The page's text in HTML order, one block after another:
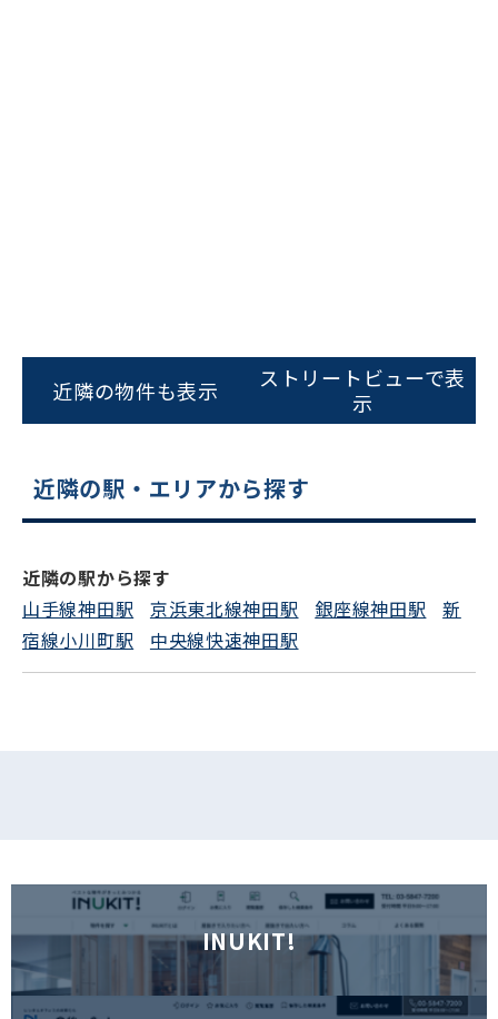
スムーズにご案内できます
0120-620-213
電話でお問い合わせ
近隣の物件も表示
ストリートビューで表
示
近隣の駅・エリアから探す
近隣の駅から探す
山手線神田駅
京浜東北線神田駅 銀座線神田駅
新
宿線小川町駅
中央線快速神田駅
INUKIT!